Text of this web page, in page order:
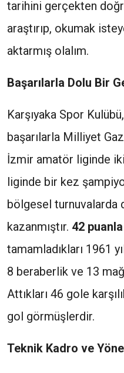
tarihini gerçekten
araştırıp, okumak
aktarmış olalım.
Başarılarla Dolu Bir
Karşıyaka Spor
başarılarla Milliyet
İzmir amatör liginde
liginde bir kez
bölgesel turnuvalarda
kazanmıştır. 42
tamamladıkları 1961
8 beraberlik ve 13
Attıkları 46 gole
gol görmüşlerdir.
Teknik Kadro ve